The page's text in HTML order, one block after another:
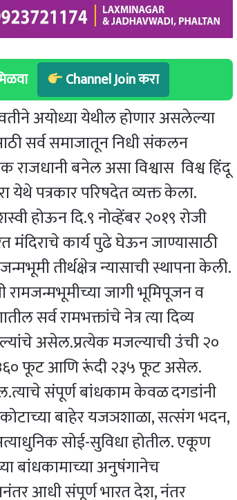
Channel Join करा
अयोध्या येथील होणार असलेल्या
सर्व समाजातून निधी संकलन
बनेल असा विश्वास विश्व हिंदू
येथे पत्रकार परिषदेत व्यक्त केला.
होऊन दि.९ नोव्हेंबर २०१९ रोजी
मंदिराचे कार्य पुढे घेऊन जाण्यासाठी
तीर्थक्षेत्र न्यासाची स्थापना केली.
रामजन्मभूमीच्या जागी भूमिपूजन व
सर्व रामभक्तांचे नेत्र त्या दिव्य
असेल.प्रत्येक मजल्याची उंची २०
फूट आणि रूंदी २३५ फूट असेल.
संपूर्ण बांधकाम केवळ दगडांनी
बाहेर यजञशाळा, सत्संग भदन,
सोई-सुविधा होतील. एकूण
बांधकामाच्या अनुषंगानेच
आधी संपूर्ण भारत देश, नंतर